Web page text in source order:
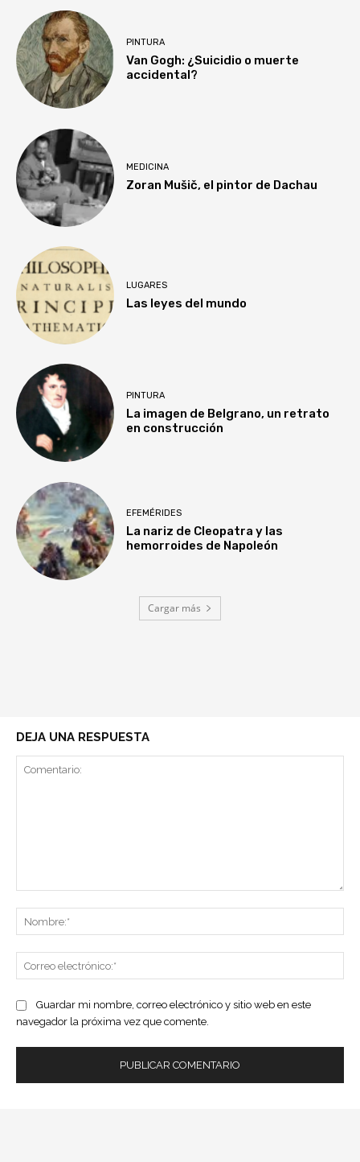
PINTURA
Van Gogh: ¿Suicidio o muerte
accidental?
MEDICINA
Zoran Mušič, el pintor de Dachau
LUGARES
Las leyes del mundo
PINTURA
La imagen de Belgrano, un retrato
en construcción
EFEMÉRIDES
La nariz de Cleopatra y las
hemorroides de Napoleón
Cargar más
DEJA UNA RESPUESTA
Guardar mi nombre, correo electrónico y sitio web en este
navegador la próxima vez que comente.